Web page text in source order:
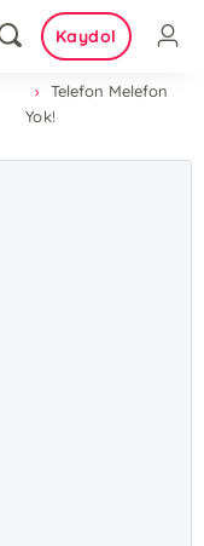
Kaydol
Telefon Melefon
Yok!